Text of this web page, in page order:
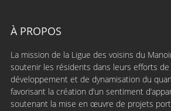
À PROPOS
La mission de la Ligue des voisins du
soutenir les résidents dans leurs efforts
développement et de dynamisation du
favorisant la création d’un sentiment
soutenant la mise en œuvre de projets